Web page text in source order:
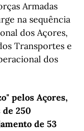
Armadas
na sequência
dos Açores,
Transportes e
dos
pelos Açores,
250
de 53